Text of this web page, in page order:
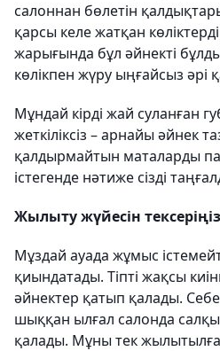
салоннан бөлетін
қарсы келе жатқан
жарығында бұл әйнекті
көлікпен жүру ыңғайсыз әрі
Мұндай кірді жай суланған
жеткіліксіз – арнайы әйнек
қалдырмайтын маталарды
істегенде нәтиже сізді
Жылыту жүйесін тексеріңіз
Мұздай ауада жұмыс
қиындатады. Тіпті жақсы
әйнектер қатып қалады.
шыққан ылғал салонда
қалады. Мұны тек